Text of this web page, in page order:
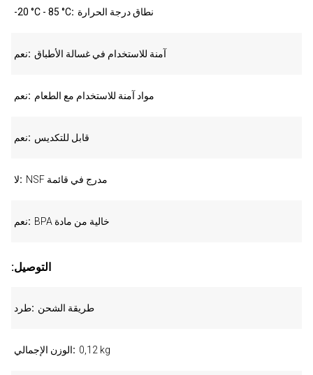
-20 °C - 85 °C نطاق درجة الحرارة
نعم آمنة للاستخدام في غسالة الأطباق
نعم مواد آمنة للاستخدام مع الطعام
نعم قابل للتكديس
لا NSF مدرج في قائمة
نعم BPA خالية من مادة
:التوصيل
طرد طريقة الشحن
الوزن الإجمالي 0,12 kg